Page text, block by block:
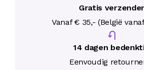
Gratis
Vanaf € 35,- (België
14 dagen
Eenvoudig